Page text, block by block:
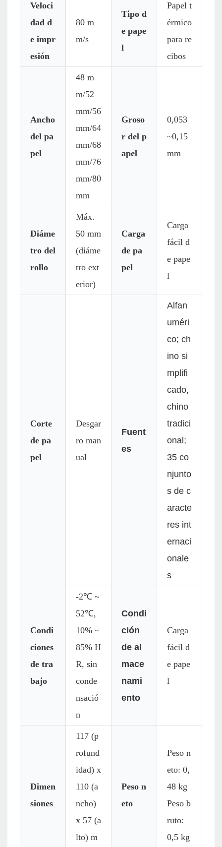
Veloci
dad d
e impr
esión
80 m
m/s
Tipo d
e pape
l
Papel t
érmico
para re
cibos
Ancho
del pa
pel
48 m
m/52
mm/56
mm/64
mm/68
mm/76
mm/80
mm
Groso
r del p
apel
0,053
~0,15
mm
Diáme
tro del
rollo
Máx.
50 mm
(diáme
tro ext
erior)
Carga
de pa
pel
Carga
fácil d
e pape
l
Corte
de pa
pel
Desgar
ro man
ual
Fuent
es
Alfan
uméri
co; ch
ino si
mplifi
cado,
chino
tradici
onal;
35 co
njunto
s de c
aracte
res int
ernaci
onale
s
Condi
ciones
de tra
bajo
-2℃ ~
52℃,
10% ~
85% H
R, sin
conde
nsació
n
Condi
ción
de al
mace
nami
ento
Carga
fácil d
e pape
l
Dimen
siones
117 (p
rofund
idad) x
110 (a
ncho)
x 57 (a
lto) m
Peso n
eto
Peso n
eto: 0,
48 kg
Peso b
ruto:
0,5 kg